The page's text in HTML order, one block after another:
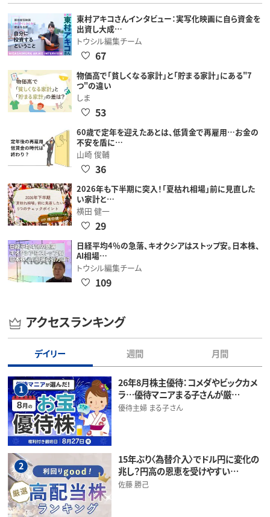
東村アキコさんインタビュー：実写化映画に自ら資金を
出資し大成…
トウシル編集チーム
67
物価高で「貧しくなる家計」と「貯まる家計」にある"7
つ"の違い
しま
53
60歳で定年を迎えたあとは、低賃金で再雇用…お金の
不安を盾に…
山崎 俊輔
36
2026年も下半期に突入！「夏枯れ相場」前に見直した
い家計と…
横田 健一
29
日経平均4％の急落、キオクシアはストップ安。日本株、
AI相場…
トウシル編集チーム
109
アクセスランキング
デイリー 週間 月間
1
26年8月株主優待：コメダやビックカメ
ラ…優待マニアまる子さんが厳…
優待主婦 まる子さん
2
15年ぶり〈為替介入〉でドル円に変化の
兆し？円高の恩恵を受けやすい…
佐藤 勝己